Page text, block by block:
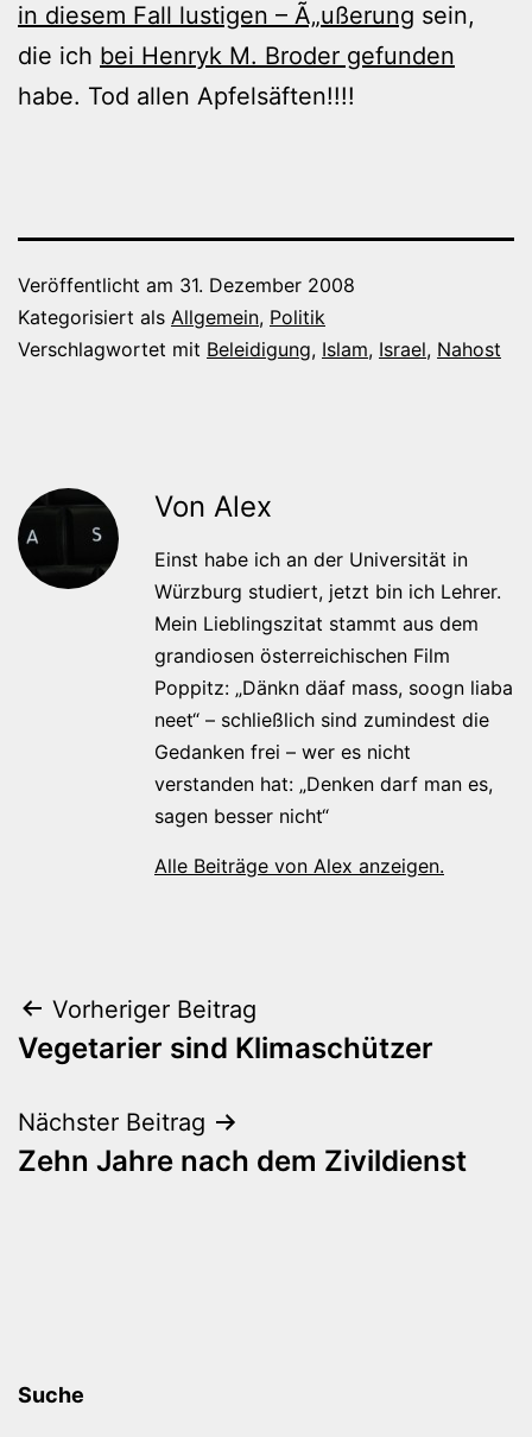
in diesem Fall lustigen – Ã„ußerung sein,
die ich bei Henryk M. Broder gefunden
habe. Tod allen Apfelsäften!!!!
Veröffentlicht am 31. Dezember 2008
Kategorisiert als Allgemein, Politik
Verschlagwortet mit Beleidigung, Islam, Israel, Nahost
Von Alex
Einst habe ich an der Universität in
Würzburg studiert, jetzt bin ich Lehrer.
Mein Lieblingszitat stammt aus dem
grandiosen österreichischen Film
Poppitz: „Dänkn däaf mass, soogn liaba
neet“ – schließlich sind zumindest die
Gedanken frei – wer es nicht
verstanden hat: „Denken darf man es,
sagen besser nicht“
Alle Beiträge von Alex anzeigen.
Beitragsnavigation
Vorheriger Beitrag
Vegetarier sind Klimaschützer
Nächster Beitrag
Zehn Jahre nach dem Zivildienst
Suche